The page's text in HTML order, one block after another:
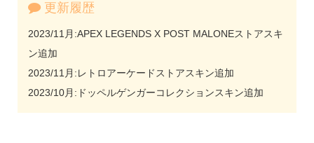
更新履歴
2023/11月:APEX LEGENDS X POST MALONEストアスキ
ン追加
2023/11月:レトロアーケードストアスキン追加
2023/10月:ドッペルゲンガーコレクションスキン追加